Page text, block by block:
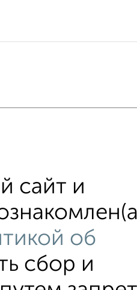
сайт и
об
сбор и